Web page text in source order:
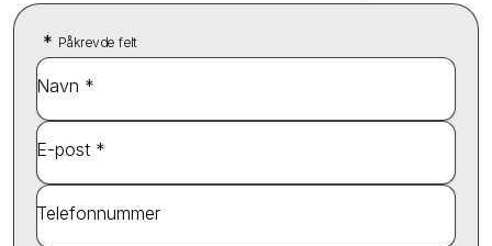
* Påkrevde felt
Navn *
E-post *
Telefonnummer